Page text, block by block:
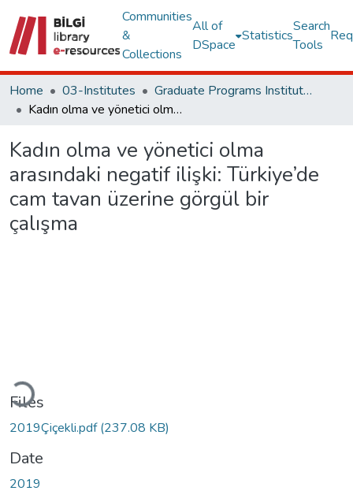
Communities
&
Collections
All of
DSpace
Statistics
Search
Tools
Home 03-Institutes
Graduate Programs Institute Thesis Collection
Kadın olma ve yönetici olma arasındaki negatif ilişki: Türkiye’de cam tavan üzerine görgül bir çalışma
Kadın olma ve yönetici olma
arasındaki negatif ilişki: Türkiye’de
cam tavan üzerine görgül bir
çalışma
Loading...
Files
2019Çiçekli.pdf(237.08 KB)
Date
2019